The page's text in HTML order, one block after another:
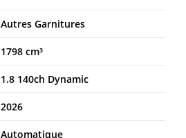
Autres Garnitures
1798 cm³
1.8 140ch Dynamic
2026
Automatique